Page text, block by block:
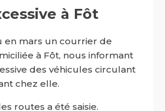
à Fôt
en mars un courrier de
à Fôt, nous informant
des véhicules circulant
chez elle.
routes a été saisie.